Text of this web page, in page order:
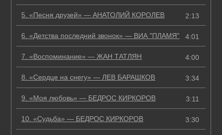
5.«Песня друзей»— АНАТОЛИЙ КОРОЛЕВ 2:13
6.«Детства последний звонок»— ВИА "ПЛАМЯ" 4:01
7.«Воспоминание»— ЖАН ТАТЛЯН 4:00
8.«Сердце на снегу»— ЛЕВ БАРАШКОВ 3:34
9.«Моя любовь»— БЕДРОС КИРКОРОВ 3:11
10.«Судьба»— БЕДРОС КИРКОРОВ 3:30